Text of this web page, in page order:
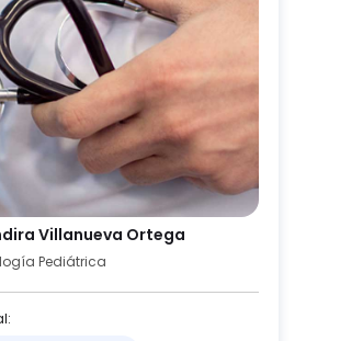
Villanueva Ortega
Pediátrica